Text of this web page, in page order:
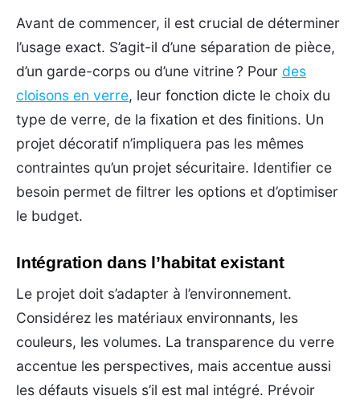
Avant de commencer, il est crucial de déterminer
l’usage exact. S’agit-il d’une séparation de pièce,
d’un garde-corps ou d’une vitrine ? Pour des
cloisons en verre, leur fonction dicte le choix du
type de verre, de la fixation et des finitions. Un
projet décoratif n’impliquera pas les mêmes
contraintes qu’un projet sécuritaire. Identifier ce
besoin permet de filtrer les options et d’optimiser
le budget.
Intégration dans l’habitat existant
Le projet doit s’adapter à l’environnement.
Considérez les matériaux environnants, les
couleurs, les volumes. La transparence du verre
accentue les perspectives, mais accentue aussi
les défauts visuels s’il est mal intégré. Prévoir